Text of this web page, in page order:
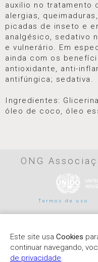
auxilio no tratamento
alergias,
picadas de inseto e
analgésico, sedativo
e vulnerário. Em
ainda com os
antioxidante, anti-
antifúngica; sedativa.
Ingredientes:
óleo de coco, óleo
ONG
Termos de uso
Este site usa Cookies
continuar navegando,
de privacidade.